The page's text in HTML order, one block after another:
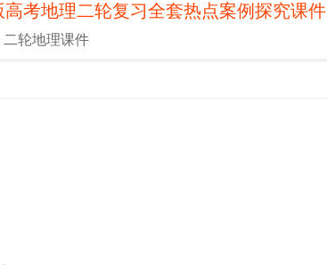
高考地理二轮复习全套热点案例探究课件
二轮地理课件